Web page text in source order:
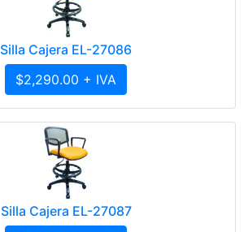
Silla Cajera EL-27086
$2,290.00 + IVA
Silla Cajera EL-27087